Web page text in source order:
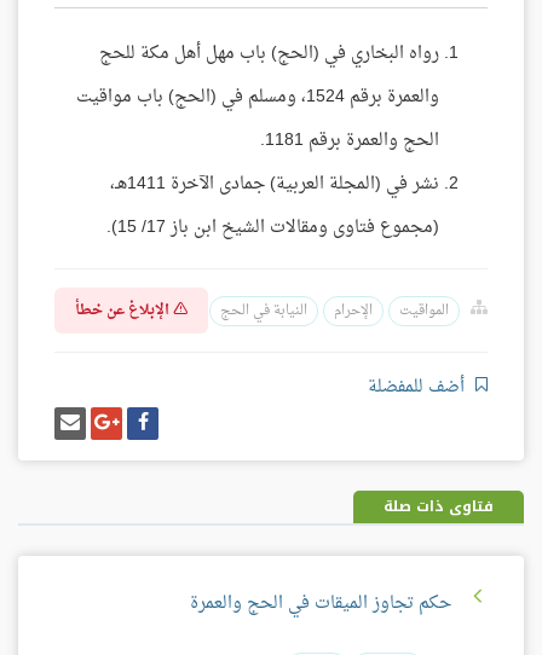
رواه البخاري في (الحج) باب مهل أهل مكة للحج
والعمرة برقم 1524، ومسلم في (الحج) باب مواقيت
الحج والعمرة برقم 1181.
نشر في (المجلة العربية) جمادى الآخرة 1411هـ،
(مجموع فتاوى ومقالات الشيخ ابن باز 17/ 15).
المواقيت الإحرام النيابة في الحج الإبلاغ عن خطأ
أضف للمفضلة
شارك
على
فيسبوك
شارك
على
غوغل
بلس
إرسل
إيميل
فتاوى ذات صلة
حكم تجاوز الميقات في الحج والعمرة